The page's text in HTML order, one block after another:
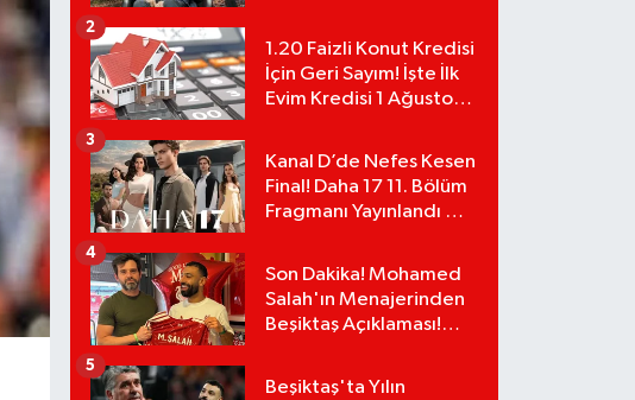
1.20 Faizli Konut Kredisi
İçin Geri Sayım! İşte İlk
Evim Kredisi 1 Ağustos
2
Kanal D’de Nefes Kesen
Final! Daha 17 11. Bölüm
Fragmanı Yayınlandı Mı?
3
Son Dakika! Mohamed
Salah'ın Menajerinden
Beşiktaş Açıklaması!
4
Beşiktaş'ta Yılın
5